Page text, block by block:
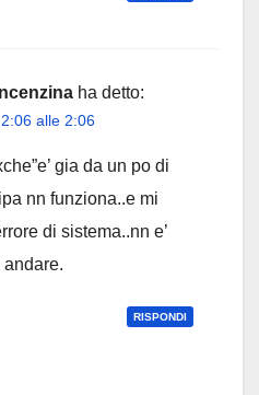
ha detto:
alle 2:06
gia da un po di
nn funziona..e mi
di sistema..nn e’
RISPONDI